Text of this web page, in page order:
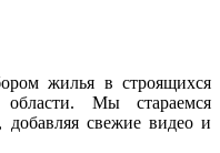
жилья в строящихся
Мы стараемся
добавляя свежие видео и